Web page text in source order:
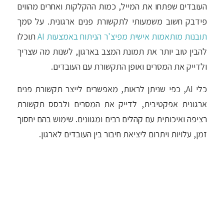
העובדים שפתחו את המייל, כמות ההקלקות ואחרים מהווים
פידבק חשוב משמעותי לתקשורת פנים ארגונית. על סמך
תובנות מותאמות אישית מפיצ'ר הניתוח באמצעות AI
תוכלו
להבין טוב יותר את תמונת המצב בארגון, לשנות מה שצריך
ולדייק את המסרים ואופן התקשורת עם העובדים.
כלי AI, כפי שניתן לראות, מאפשרים לייצר תקשורת פנים
ארגונית אפקטיבית, לדייק את המסרים ולבסס תקשורת
רציפה ואיכותית עם קהלים רבים ומגוונים. שימוש בהם יחסוך
זמן, עלויות ויתרום ליציאת חיבור בין העובדים לארגון.